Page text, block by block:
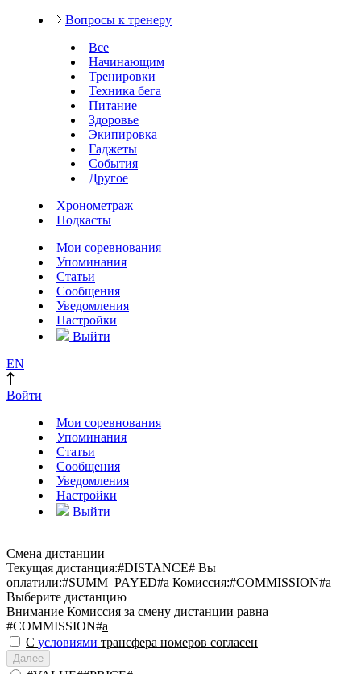
Вопросы к тренеру
Все
Начинающим
Тренировки
Техника бега
Питание
Здоровье
Экипировка
Гаджеты
События
Другое
Хронометраж
Подкасты
Мои соревнования
Упоминания
Статьи
Сообщения
Уведомления
Настройки
Выйти
EN
Войти
Мои соревнования
Упоминания
Статьи
Сообщения
Уведомления
Настройки
Выйти
Смена дистанции
Текущая дистанция:#DISTANCE# Вы
оплатили:#SUMM_PAYED#a Комиссия:#COMMISSION#a
Выберите дистанцию
Внимание Комиссия за смену дистанции равна
#COMMISSION#a
С условиями трансфера номеров согласен
Далее